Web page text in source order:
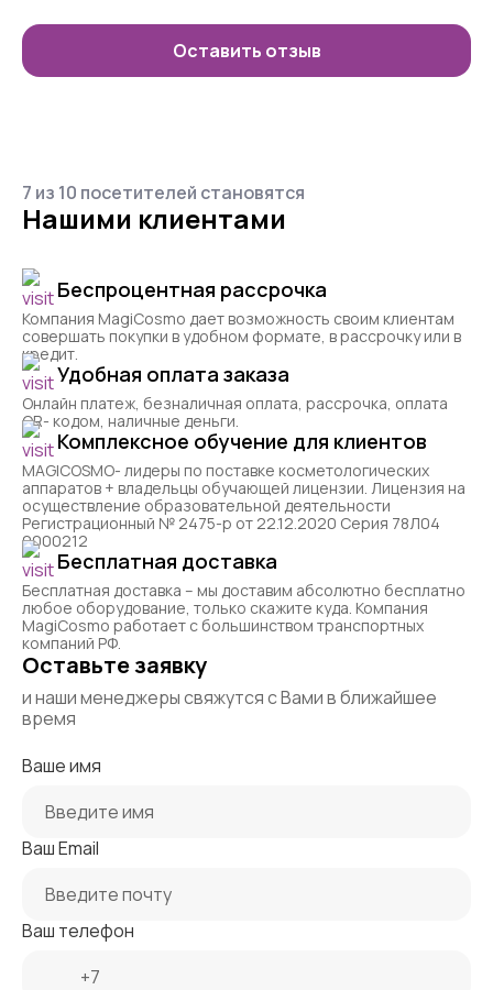
Оставить отзыв
7 из 10 посетителей становятся
Нашими клиентами
Беспроцентная рассрочка
Компания MagiCosmo дает возможность своим клиентам
совершать покупки в удобном формате, в рассрочку или в
кредит.
Удобная оплата заказа
Онлайн платеж, безналичная оплата, рассрочка, оплата
QR- кодом, наличные деньги.
Комплексное обучение для клиентов
MAGICOSMO- лидеры по поставке косметологических
аппаратов + владельцы обучающей лицензии. Лицензия на
осуществление образовательной деятельности
Регистрационный № 2475-р от 22.12.2020 Серия 78Л04
0000212
Бесплатная доставка
Бесплатная доставка – мы доставим абсолютно бесплатно
любое оборудование, только скажите куда. Компания
MagiCosmo работает с большинством транспортных
компаний РФ.
Оставьте заявку
и наши менеджеры свяжутся с Вами в ближайшее
время
Ваше имя
Ваш Email
Ваш телефон